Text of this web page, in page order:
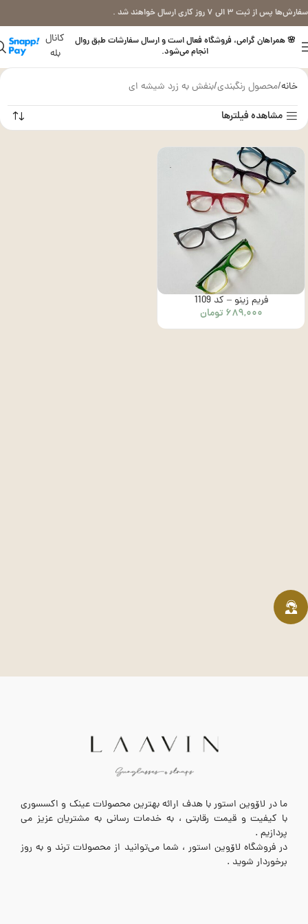
سفارش‌ها پس از ثبت ۳ الی ۷ روز کاری ارسال خواهند شد .
🌸 همراهان گرامی، فروشگاه فعال است و ارسال سفارشات طبق روال
انجام می‌شود.
کانال
بله
خانه محصول رنگبندی بنفش به زرد شیشه ای
مشاهده فیلترها
فریم زینو – کد 1109
۶۸۹,۰۰۰ تومان
ما در لاۆوین استور با هدف ارائه بهترین محصولات عینک و اکسسوری
با کیفیت و قیمت رقابتی ، به خدمات رسانی به مشتریان عزیز می
پردازیم .
در فروشگاه لاۆوین استور ، شما می‌توانید از محصولات ترند و به روز
برخوردار شوید .